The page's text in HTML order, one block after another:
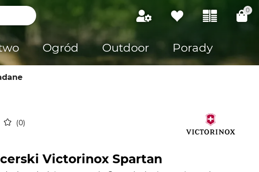
0
Ogród Outdoor Porady
0
Victorinox Spartan